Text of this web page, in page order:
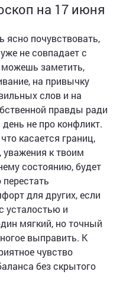
на 17 июня
почувствовать,
не совпадает с
заметить,
на привычку
слов и на
правды ради
не про конфликт.
касается границ,
уважения к твоим
состоянию, будет
для других, если
усталостью и
мягкий, но точный
выправить. К
чувство
без скрытого